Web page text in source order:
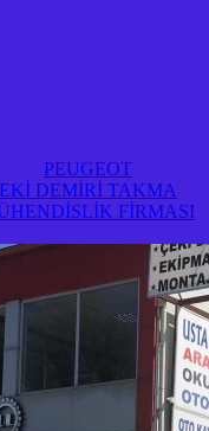
PEUGEOT
DEMİRİ TAKMA
FİRMASI